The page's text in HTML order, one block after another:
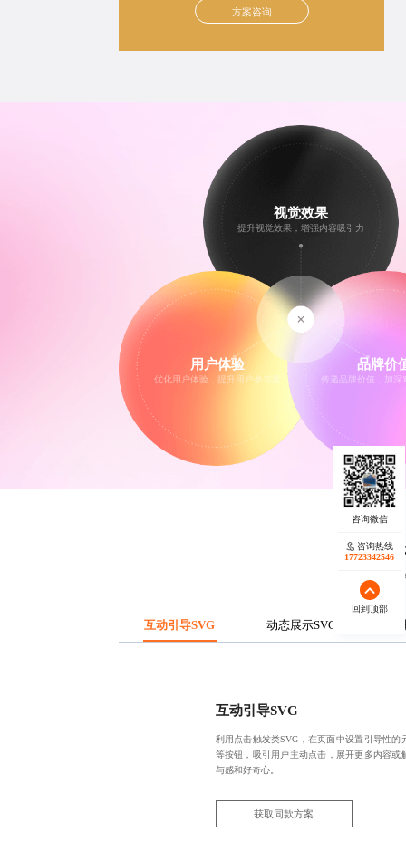
方案咨询
视觉效果
提升视觉效果，增强内容吸引力
用户体验
优化用户体验，提升用户参与度
品牌价
传递品牌价值，加深
通过创
互动引导SVG 动态展示SVG
互动引导SVG
利用点击触发类SVG，在页面中设置引导性的
等按钮，吸引用户主动点击，展开更多内容或
与感和好奇心。
获取同款方案
咨询热线
17723342546
回到顶部